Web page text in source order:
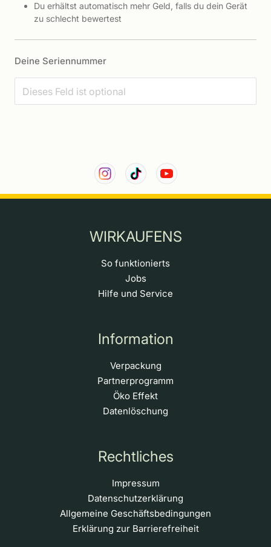
Du erhältst automatisch mehr Geld, falls du dein Gerät
zu schlecht bewertest
Deine Seriennummer
WIRKAUFENS
So funktionierts
Jobs
Hilfe und Service
Information
Verpackung
Partnerprogramm
Öko Effekt
Datenlöschung
Rechtliches
Impressum
Datenschutzerklärung
Allgemeine Geschäftsbedingungen
Erklärung zur Barrierefreiheit